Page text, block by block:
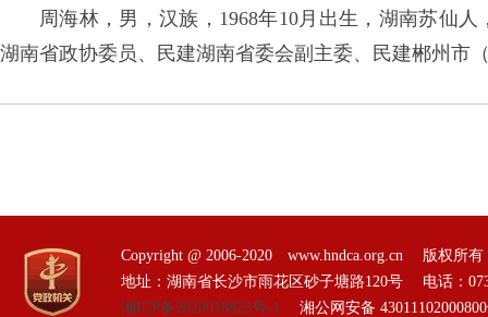
周海林，男，汉族，1968年10月出生，湖南苏仙
湖南省政协委员、民建湖南省委会副主委、民建郴州市
Copyright @ 2006-2020 www.hndca.org.cn 版权所
地址：湖南省长沙市雨花区砂子塘路120号 电话：
湘ICP备2020018823号-1 湘公网安备